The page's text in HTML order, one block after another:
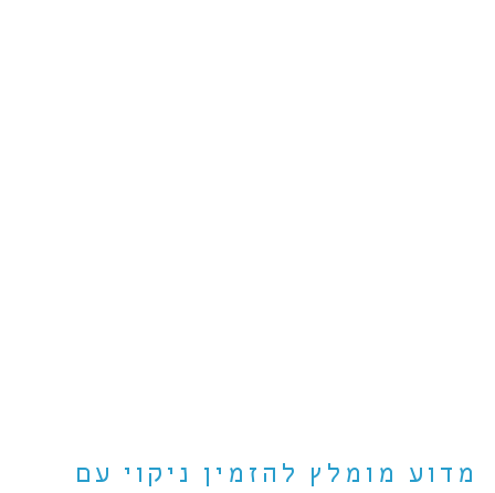
מדוע מומלץ להזמין ניקוי עם